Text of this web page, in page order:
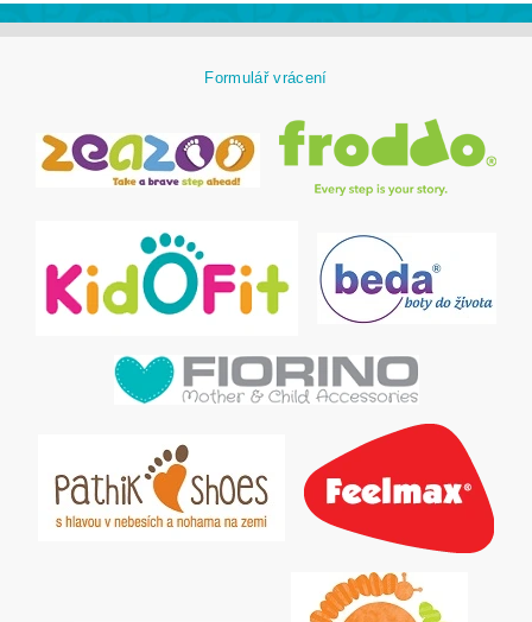
Formulář vrácení